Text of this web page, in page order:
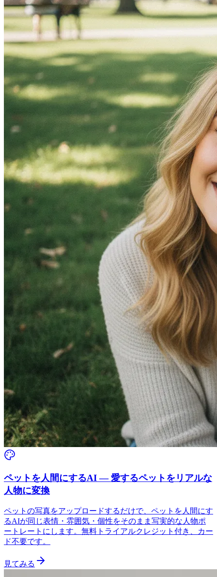
ペットを人間にするAI — 愛するペットをリアルな
人物に変換
ペットの写真をアップロードするだけで、ペットを人間にす
るAIが同じ表情・雰囲気・個性をそのまま写実的な人物ポ
ートレートにします。無料トライアルクレジット付き、カー
ド不要です。
見てみる